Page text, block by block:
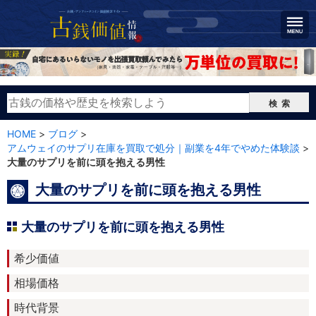
検索
HOME > ブログ >
アムウェイのサプリ在庫を買取で処分｜副業を4年でやめた体験談 >
大量のサプリを前に頭を抱える男性
大量のサプリを前に頭を抱える男性
大量のサプリを前に頭を抱える男性
希少価値
相場価格
時代背景